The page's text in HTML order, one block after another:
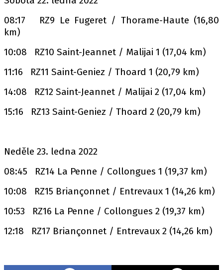
08:17 RZ9 Le Fugeret / Thorame-Haute (16,80
km)
10:08 RZ10 Saint-Jeannet / Malijai 1 (17,04 km)
11:16 RZ11 Saint-Geniez / Thoard 1 (20,79 km)
14:08 RZ12 Saint-Jeannet / Malijai 2 (17,04 km)
15:16 RZ13 Saint-Geniez / Thoard 2 (20,79 km)
Neděle 23. ledna 2022
08:45 RZ14 La Penne / Collongues 1 (19,37 km)
10:08 RZ15 Briançonnet / Entrevaux 1 (14,26 km)
10:53 RZ16 La Penne / Collongues 2 (19,37 km)
12:18 RZ17 Briançonnet / Entrevaux 2 (14,26 km)